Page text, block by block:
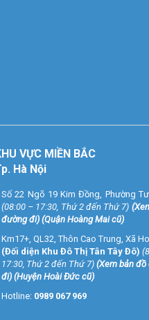
VỰC MIỀN BẮC
Hà Nội
Số 22 Ngõ 19 Kim Đồng, Phường
(08:00 – 17:30, Thứ 2 đến Thứ 7) (
đường đi) (Quận Hoàng Mai cũ)
Km17+, QL32, Thôn Cao Trung, Xã
(Đối diện Khu Đô Thị Tân Tây Đô)
17:30, Thứ 2 đến Thứ 7) (Xem bản đồ
đi) (Huyện Hoài Đức cũ)
Hotline: 0989 067 969